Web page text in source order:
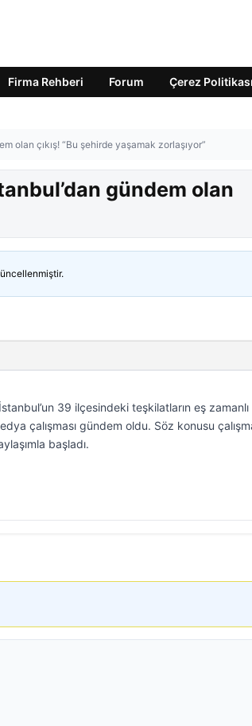
Firma Rehberi Forum Çerez Politikası
olan çıkış! “Bu şehirde yaşamak zorlaşıyor”
gündem olan
39 ilçesindeki teşkilatların eş zamanlı
çalışması gündem oldu. Söz konusu
başladı.